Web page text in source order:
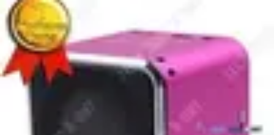
Guide Rubik Cube
TutorielsDébutant
Guide Rubik Cube